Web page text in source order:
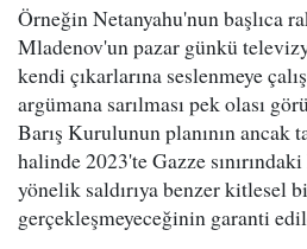
Örneğin Netanyahu'nun başlıca
Mladenov'un pazar günkü
kendi çıkarlarına seslenmeye
argümana sarılması pek olası
Barış Kurulunun planının ancak
halinde 2023'te Gazze
yönelik saldırıya benzer kitlesel
gerçekleşmeyeceğinin garanti